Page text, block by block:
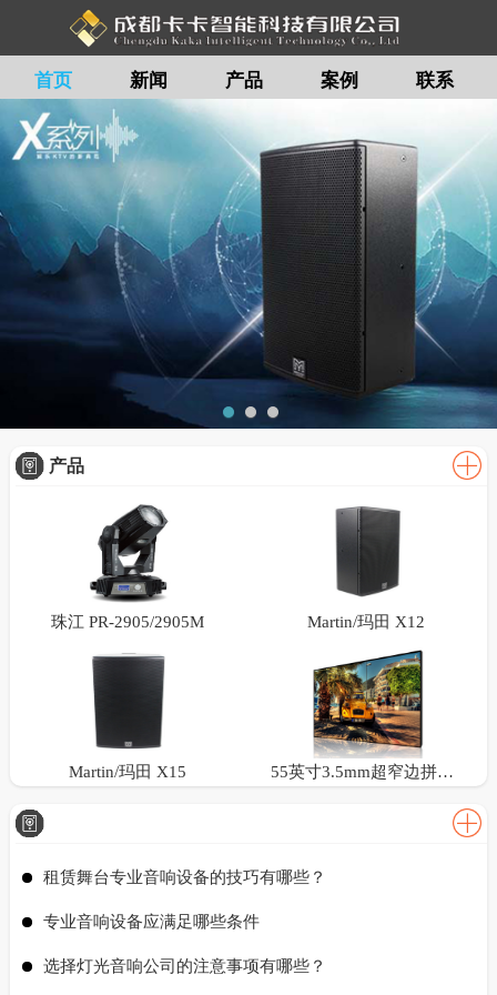
首页 新闻 产品 案例 联系
留言
产品
珠江 PR-2905/2905M Martin/玛田 X12
Martin/玛田 X15 55英寸3.5mm超窄边拼接屏
租赁舞台专业音响设备的技巧有哪些？
专业音响设备应满足哪些条件
选择灯光音响公司的注意事项有哪些？